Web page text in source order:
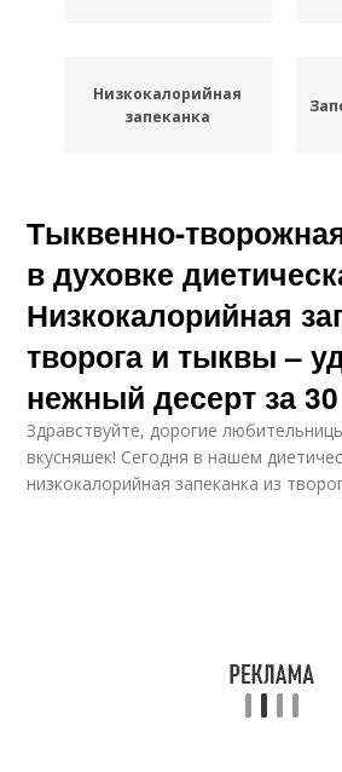
Низкокалорийная
запеканка
Творожная запеканка
Запеканка с
Запеканка с тыквой
Тыквенно-
в духовке
Низкокалорийная
творога и тыквы –
нежный десерт за
Здравствуйте, дорогие
вкусняшек! Сегодня в нашем
низкокалорийная запеканка из